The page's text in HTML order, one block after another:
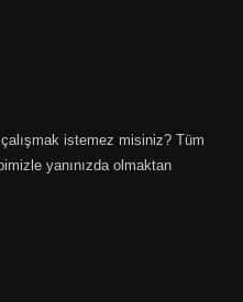
istemez misiniz? Tüm
yanınızda olmaktan